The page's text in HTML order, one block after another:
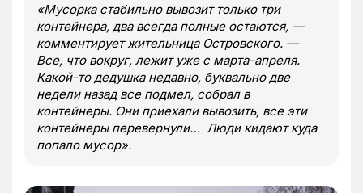
«Мусорка стабильно вывозит только три
контейнера, два всегда полные остаются, —
комментирует жительница Островского. —
Все, что вокруг, лежит уже с марта-апреля.
Какой-то дедушка недавно, буквально две
недели назад все подмел, собрал в
контейнеры. Они приехали вывозить, все эти
контейнеры перевернули… Люди кидают куда
попало мусор».